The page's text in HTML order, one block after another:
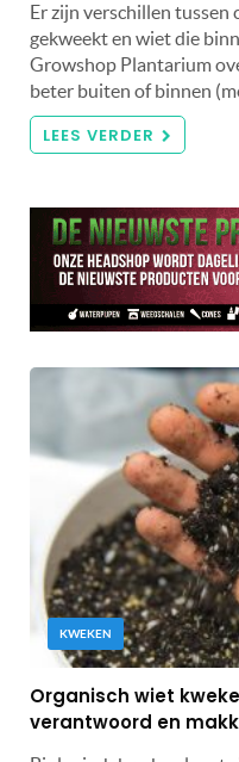
Er zijn verschillen tussen
gekweekt en wiet die
Growshop Plantarium
beter buiten of binnen
LEES VERDER
KWEKEN
Organisch wiet
verantwoord en